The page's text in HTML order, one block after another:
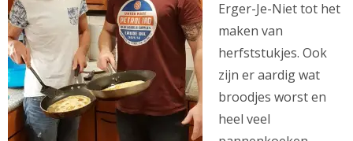
Erger-Je-Niet tot het
maken van
herfststukjes. Ook
zijn er aardig wat
broodjes worst en
heel veel